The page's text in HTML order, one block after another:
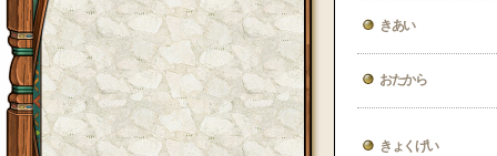
きあい
おたから
きょくげい